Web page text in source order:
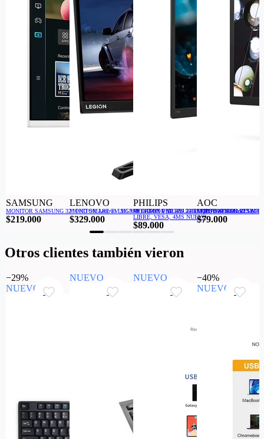
SAMSUNG
MONITOR SAMSUNG 32” FHD SMART TV M5 WIFI HDMI USB BLUETOOTH VA TIZEN VESA
$219.000
LENOVO
MONITOR Lenovo LEGION GAMING Y25-30 24.5" FHD 240/280Hz 0.5 Ms
$329.000
PHILIPS
MONITOR PHILIPS 226E9QDSB SIN MARCO, 75HZ, AMD FreeSync™, FULL HD, SINCRONIZACIÓN
LIBRE, VESA, 4MS NUEVO
$89.000
AOC
MONITOR AOC 22”
$79.000
Otros clientes también vieron
−29%
NUEVO
NUEVO NUEVO
−40%
NUEVO